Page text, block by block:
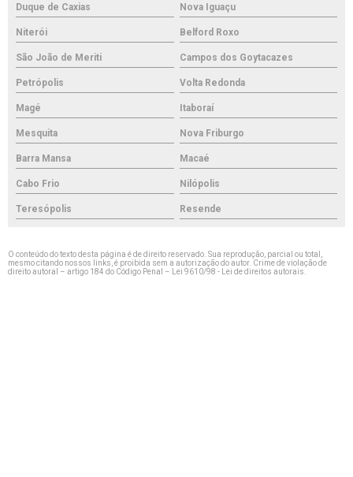
Duque de Caxias Nova Iguaçu
Niterói Belford Roxo
São João de Meriti Campos dos Goytacazes
Petrópolis Volta Redonda
Magé Itaboraí
Mesquita Nova Friburgo
Barra Mansa Macaé
Cabo Frio Nilópolis
Teresópolis Resende
O conteúdo do texto desta página é de direito reservado. Sua reprodução, parcial ou total,
mesmo citando nossos links, é proibida sem a autorização do autor. Crime de violação de
direito autoral – artigo 184 do Código Penal –
Lei 9610/98 - Lei de direitos autorais